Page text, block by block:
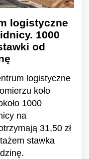
logistyczne
1000
od
logistyczne
koło
1000
na
31,50 zł
stawka